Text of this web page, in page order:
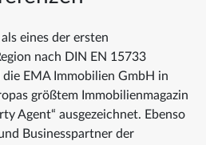
eines der ersten
nach DIN EN 15733
EMA Immobilien GmbH in
größtem Immobilienmagazin
Agent“ ausgezeichnet. Ebenso
Businesspartner der